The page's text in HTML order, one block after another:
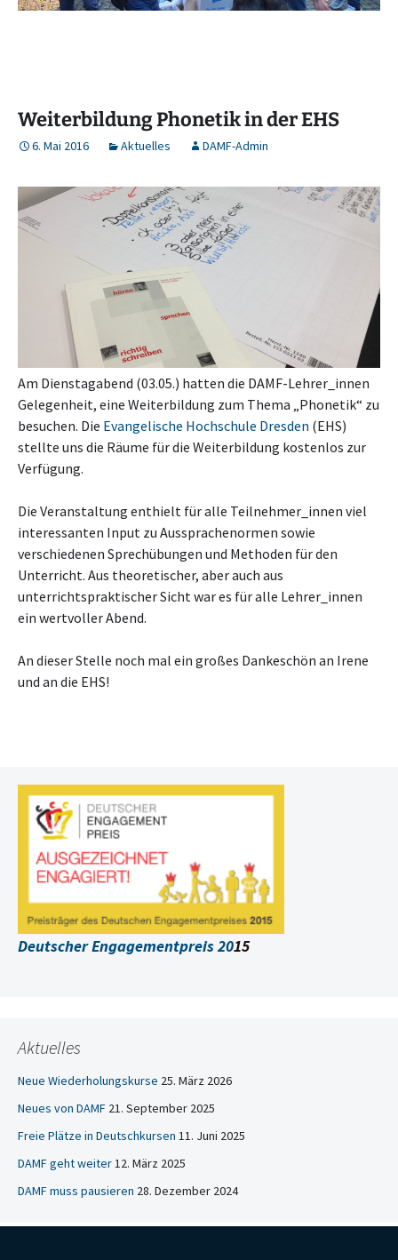
Weiterbildung Phonetik in der EHS
6. Mai 2016 Aktuelles DAMF-Admin
Am Dienstagabend (03.05.) hatten die DAMF-Lehrer_innen
Gelegenheit, eine Weiterbildung zum Thema „Phonetik“ zu
besuchen. Die Evangelische Hochschule Dresden (EHS)
stellte uns die Räume für die Weiterbildung kostenlos zur
Verfügung.
Die Veranstaltung enthielt für alle Teilnehmer_innen viel
interessanten Input zu Aussprachenormen sowie
verschiedenen Sprechübungen und Methoden für den
Unterricht. Aus theoretischer, aber auch aus
unterrichtspraktischer Sicht war es für alle Lehrer_innen
ein wertvoller Abend.
An dieser Stelle noch mal ein großes Dankeschön an Irene
und an die EHS!
Deutscher Engagementpreis 2015
Aktuelles
Neue Wiederholungskurse 25. März 2026
Neues von DAMF 21. September 2025
Freie Plätze in Deutschkursen 11. Juni 2025
DAMF geht weiter12. März 2025
DAMF muss pausieren 28. Dezember 2024